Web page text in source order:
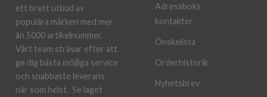
ett brett utbud av
populära märken med mer
än 5000 artikelnummer.
Vårt team strävar efter att
ge dig bästa möjliga service
och snabbaste leverans
när som helst. Se laget
Adressboks
kontakter
Önskelista
Orderhistorik
Nyhetsbrev